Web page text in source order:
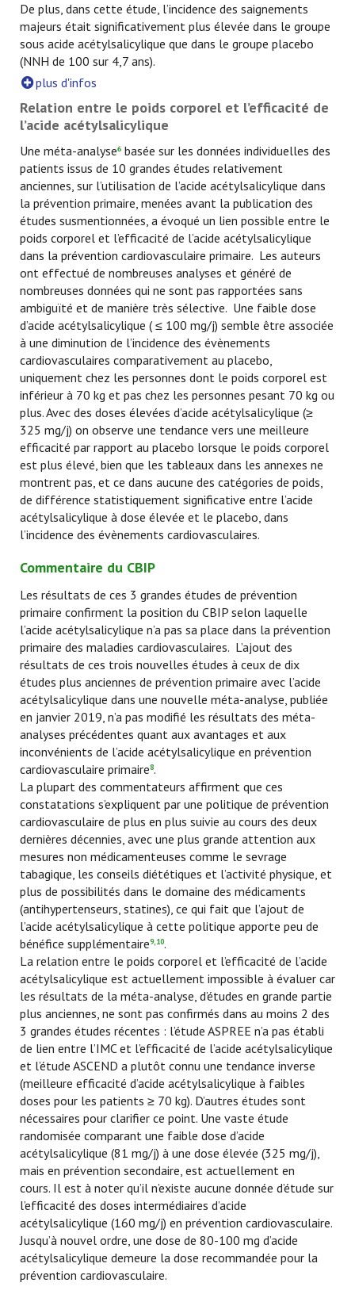
De plus, dans cette étude, l’incidence des saignements
majeurs était significativement plus élevée dans le groupe
sous acide acétylsalicylique que dans le groupe placebo
(NNH de 100 sur 4,7 ans).
plus d'infos
Relation entre le poids corporel et l’efficacité de
l’acide acétylsalicylique
Une méta-analyse6 basée sur les données individuelles des
patients issus de 10 grandes études relativement
anciennes, sur l’utilisation de l’acide acétylsalicylique dans
la prévention primaire, menées avant la publication des
études susmentionnées, a évoqué un lien possible entre le
poids corporel et l’efficacité de l’acide acétylsalicylique
dans la prévention cardiovasculaire primaire. Les auteurs
ont effectué de nombreuses analyses et généré de
nombreuses données qui ne sont pas rapportées sans
ambiguïté et de manière très sélective. Une faible dose
d’acide acétylsalicylique ( ≤ 100 mg/j) semble être associée
à une diminution de l’incidence des évènements
cardiovasculaires comparativement au placebo,
uniquement chez les personnes dont le poids corporel est
inférieur à 70 kg et pas chez les personnes pesant 70 kg ou
plus. Avec des doses élevées d’acide acétylsalicylique (≥
325 mg/j) on observe une tendance vers une meilleure
efficacité par rapport au placebo lorsque le poids corporel
est plus élevé, bien que les tableaux dans les annexes ne
montrent pas, et ce dans aucune des catégories de poids,
de différence statistiquement significative entre l’acide
acétylsalicylique à dose élevée et le placebo, dans
l’incidence des évènements cardiovasculaires.
Commentaire du CBIP
Les résultats de ces 3 grandes études de prévention
primaire confirment la position du CBIP selon laquelle
l’acide acétylsalicylique n’a pas sa place dans la prévention
primaire des maladies cardiovasculaires. L’ajout des
résultats de ces trois nouvelles études à ceux de dix
études plus anciennes de prévention primaire avec l’acide
acétylsalicylique dans une nouvelle méta-analyse, publiée
en janvier 2019, n’a pas modifié les résultats des méta-
analyses précédentes quant aux avantages et aux
inconvénients de l’acide acétylsalicylique en prévention
cardiovasculaire primaire8.
La plupart des commentateurs affirment que ces
constatations s’expliquent par une politique de prévention
cardiovasculaire de plus en plus suivie au cours des deux
dernières décennies, avec une plus grande attention aux
mesures non médicamenteuses comme le sevrage
tabagique, les conseils diététiques et l’activité physique, et
plus de possibilités dans le domaine des médicaments
(antihypertenseurs, statines), ce qui fait que l’ajout de
l’acide acétylsalicylique à cette politique apporte peu de
bénéfice supplémentaire9,10.
La relation entre le poids corporel et l’efficacité de l’acide
acétylsalicylique est actuellement impossible à évaluer car
les résultats de la méta-analyse, d’études en grande partie
plus anciennes, ne sont pas confirmés dans au moins 2 des
3 grandes études récentes : l’étude ASPREE n’a pas établi
de lien entre l’IMC et l’efficacité de l’acide acétylsalicylique
et l’étude ASCEND a plutôt connu une tendance inverse
(meilleure efficacité d’acide acétylsalicylique à faibles
doses pour les patients ≥ 70 kg). D’autres études sont
nécessaires pour clarifier ce point. Une vaste étude
randomisée comparant une faible dose d’acide
acétylsalicylique (81 mg/j) à une dose élevée (325 mg/j),
mais en prévention secondaire, est actuellement en
cours. Il est à noter qu’il n’existe aucune donnée d’étude sur
l’efficacité des doses intermédiaires d’acide
acétylsalicylique (160 mg/j) en prévention cardiovasculaire.
Jusqu’à nouvel ordre, une dose de 80-100 mg d’acide
acétylsalicylique demeure la dose recommandée pour la
prévention cardiovasculaire.